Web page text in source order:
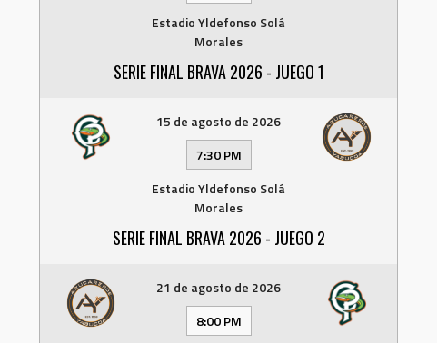
Estadio Yldefonso Solá
Morales
SERIE FINAL BRAVA 2026 - JUEGO 1
15 de agosto de 2026
7:30 PM
Estadio Yldefonso Solá
Morales
SERIE FINAL BRAVA 2026 - JUEGO 2
21 de agosto de 2026
8:00 PM